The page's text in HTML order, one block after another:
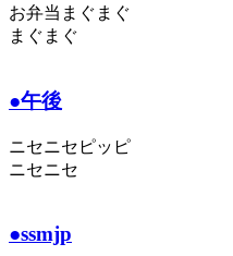
お弁当まぐまぐ
まぐまぐ
●午後
ニセニセピッピ
ニセニセ
●ssmjp